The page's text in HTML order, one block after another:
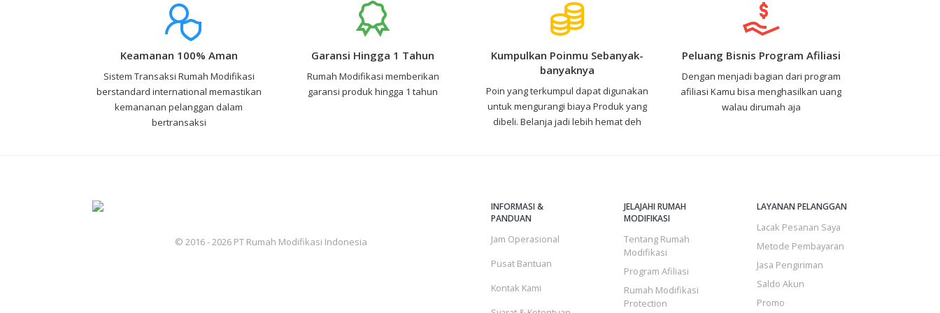
Keamanan 100% Aman
Sistem Transaksi Rumah Modifikasi
berstandard international memastikan
kemananan pelanggan dalam
bertransaksi
Garansi Hingga 1 Tahun
Rumah Modifikasi memberikan
garansi produk hingga 1 tahun
Kumpulkan Poinmu Sebanyak-
banyaknya
Poin yang terkumpul dapat digunakan
untuk mengurangi biaya Produk yang
dibeli. Belanja jadi lebih hemat deh
Peluang Bisnis Program Afiliasi
Dengan menjadi bagian dari program
afiliasi Kamu bisa menghasilkan uang
walau dirumah aja
© 2016 - 2026 PT Rumah Modifikasi Indonesia
INFORMASI &
PANDUAN
Jam Operasional
Pusat Bantuan
Kontak Kami
JELAJAHI RUMAH
MODIFIKASI
Tentang Rumah
Modifikasi
Program Afiliasi
Rumah Modifikasi
Protection
LAYANAN PELANGGAN
Lacak Pesanan Saya
Metode Pembayaran
Jasa Pengiriman
Saldo Akun
Promo